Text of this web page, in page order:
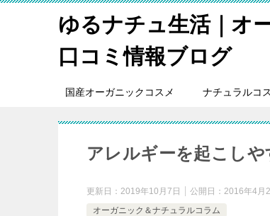
ゆるナチュ生活｜オ
口コミ情報ブログ
国産オーガニックコスメ ナチュラルコ
アレルギーを起こしや
更新日： 2019年10月7日 公開日： 2016年4月
オーガニック＆ナチュラルコラム